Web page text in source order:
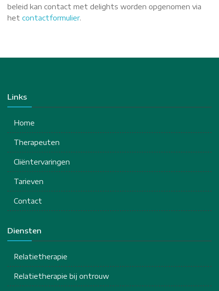
beleid kan contact met delights worden opgenomen via
het contactformulier.
Links
Home
Therapeuten
Cliëntervaringen
Tarieven
Contact
Diensten
Relatietherapie
Relatietherapie bij ontrouw